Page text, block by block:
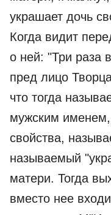
украшает дочь
Когда видит
о ней: "Три раза
пред лицо
что тогда
мужским именем,
свойства,
называемый
матери. Тогда
вместо нее